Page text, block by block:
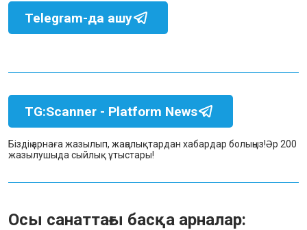
Telegram-да ашу
TG:Scanner - Platform News
Біздің арнаға жазылып, жаңалықтардан хабардар болыңыз!Әр 200
жазылушыда сыйлық ұтыстары!
Осы санаттағы басқа арналар: